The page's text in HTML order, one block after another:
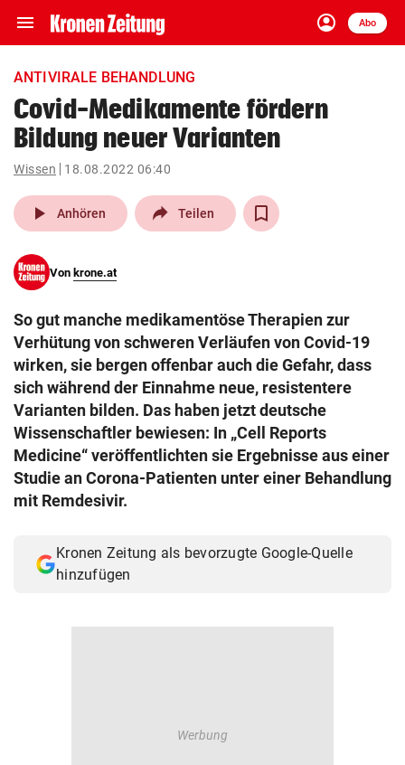
menu Navigation
ein-/ausklappen
account_circle
Anmelden
Abo
close Schließen
account_circle Anmelden
arrow_right
pin_drop
Wien arrow_right
search
eingeben
© Krone Multimedia GmbH & Co KG 2026
Muthgasse 2, 1190 Wien
ANTIVIRALE BEHANDLUNG
Covid-Medikamente fördern
Bildung neuer Varianten
Wissen 18.08.2022 06:40
play_arrow Anhören Teilen
Von krone.at
So gut manche medikamentöse Therapien zur
Verhütung von schweren Verläufen von Covid-19
wirken, sie bergen offenbar auch die Gefahr, dass
sich während der Einnahme neue, resistentere
Varianten bilden. Das haben jetzt deutsche
Wissenschaftler bewiesen: In „Cell Reports
Medicine“ veröffentlichten sie Ergebnisse aus einer
Studie an Corona-Patienten unter einer Behandlung
mit Remdesivir.
Kronen Zeitung als bevorzugte Google-Quelle
hinzufügen